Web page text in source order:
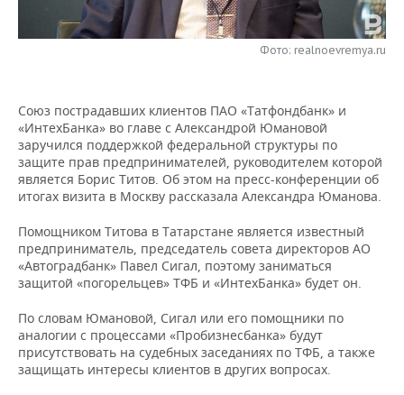
НЕФТЕХИМИЯ
ЭНЕРГЕТИКА
РОЗНИЧНАЯ ТОРГОВЛЯ
УСЛУГИ
НОВОСТИ ТЕХНОЛОГИЙ
МЕДИА
ТЕЛЕКОММУНИКАЦИИ
МЕРОПРИЯТИЯ
ВЫЕЗДНАЯ РЕДАКЦИЯ
БИЗНЕС-БРАНЧИ
ONLINE-КОНФЕРЕНЦИИ
ОТКРЫТАЯ ЛЕКЦИЯ
НОВОСТИ СПОРТА
ФУТБОЛ
ХОККЕЙ
БАСКЕТБОЛ
ВОЛЕЙБОЛ
КИБЕРСПОРТ
ФИГУРНОЕ КАТАНИЕ
ОБЩЕСТВО
НОВОСТИ ОБЩЕСТВА
ВЛАСТЬ
ИНФРАСТРУКТУРА
ИСТОРИЯ
КУЛЬТУРА
МЕДИЦИНА
ФОТОГАЛЕРЕЯ
СЮЖЕТЫ
СПРАВОЧНИК
СПИСОК ПЕРСОН
СПИСОК КОМПАНИЙ
ПОЛНАЯ ВЕРСИЯ
Фото: realnoevremya.ru
Союз пострадавших клиентов ПАО «Татфондбанк» и
«ИнтехБанка» во главе с Александрой Юмановой
заручился поддержкой федеральной структуры по
защите прав предпринимателей, руководителем которой
является Борис Титов. Об этом на пресс-конференции об
итогах визита в Москву рассказала Александра Юманова.
Помощником Титова в Татарстане является известный
предприниматель, председатель совета директоров АО
«Автоградбанк» Павел Сигал, поэтому заниматься
защитой «погорельцев» ТФБ и «ИнтехБанка» будет он.
По словам Юмановой, Сигал или его помощники по
аналогии с процессами «Пробизнесбанка» будут
присутствовать на судебных заседаниях по ТФБ, а также
защищать интересы клиентов в других вопросах.